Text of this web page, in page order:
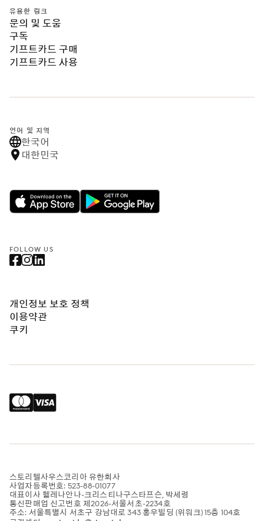
유용한 링크
문의 및 도움
구독
기프트카드 구매
기프트카드 사용
언어 및 지역
한국어
대한민국
FOLLOW US
개인정보 보호 정책
이용약관
쿠키
스토리텔사우스코리아 유한회사
사업자등록번호: 523-88-01077
대표이사 헬레나안나-크리스티나구스타프슨, 박세령
통신판매업 신고번호 제2026-서울서초-2234호
주소: 서울특별시 서초구 강남대로 343 홍우빌딩 (위워크) 15층 104호